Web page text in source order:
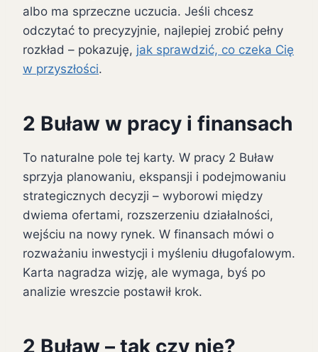
albo ma sprzeczne uczucia. Jeśli chcesz
odczytać to precyzyjnie, najlepiej zrobić pełny
rozkład – pokazuję, jak sprawdzić, co czeka Cię
w przyszłości.
2 Buław w pracy i finansach
To naturalne pole tej karty. W pracy 2 Buław
sprzyja planowaniu, ekspansji i podejmowaniu
strategicznych decyzji – wyborowi między
dwiema ofertami, rozszerzeniu działalności,
wejściu na nowy rynek. W finansach mówi o
rozważaniu inwestycji i myśleniu długofalowym.
Karta nagradza wizję, ale wymaga, byś po
analizie wreszcie postawił krok.
2 Buław – tak czy nie?